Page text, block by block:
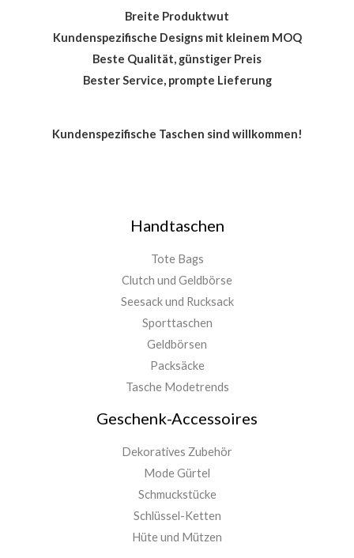
Breite Produktwut
Kundenspezifische Designs mit kleinem MOQ
Beste Qualität, günstiger Preis
Bester Service, prompte Lieferung
Kundenspezifische Taschen sind willkommen!
Handtaschen
Tote Bags
Clutch und Geldbörse
Seesack und Rucksack
Sporttaschen
Geldbörsen
Packsäcke
Tasche Modetrends
Geschenk-Accessoires
Dekoratives Zubehör
Mode Gürtel
Schmuckstücke
Schlüssel-Ketten
Hüte und Mützen